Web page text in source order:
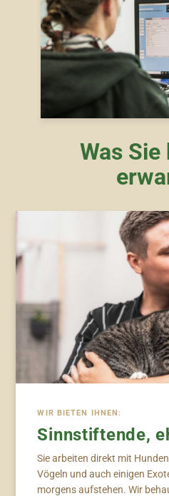
Was Sie
WIR BIETEN IHNEN:
Sinnstiftende,
Sie arbeiten direkt mit
Vögeln und auch einigen
morgens aufstehen. Wir